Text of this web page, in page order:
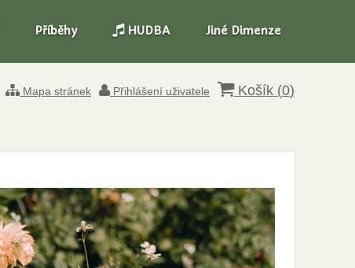
Příběhy HUDBA Jiné Dimenze
Mapa stránek Přihlášení uživatele Košík (0)